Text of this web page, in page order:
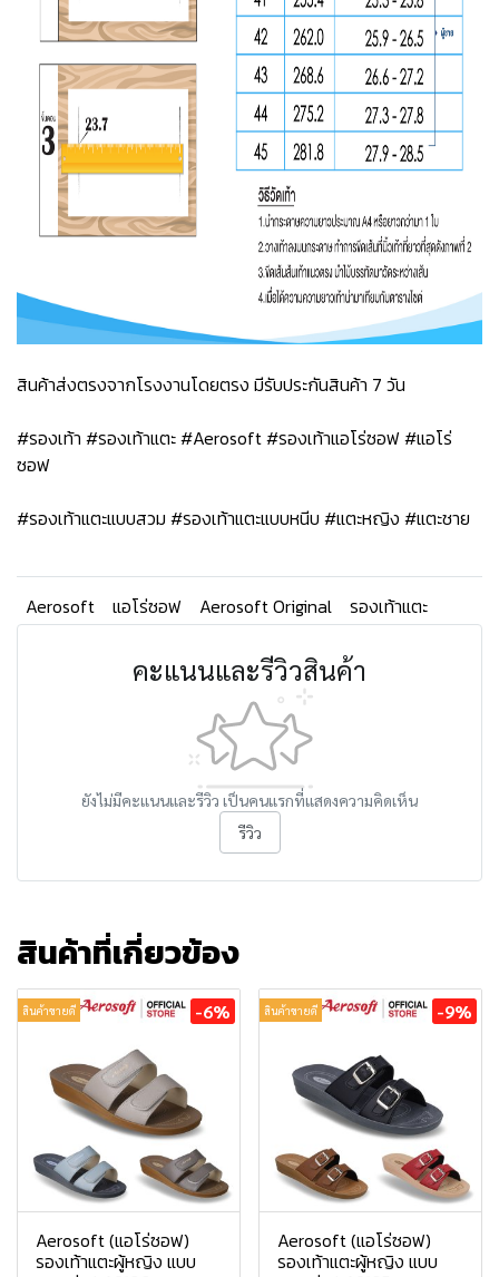
สินค้าส่งตรงจากโรงงานโดยตรง มีรับประกันสินค้า 7 วัน
#รองเท้า #รองเท้าแตะ #Aerosoft #รองเท้าแอโร่ซอฟ #แอโร่
ซอฟ
#รองเท้าแตะแบบสวม #รองเท้าแตะแบบหนีบ #แตะหญิง #แตะชาย
Aerosoft แอโร่ซอฟ Aerosoft Original รองเท้าแตะ
คะแนนและรีวิวสินค้า
ยังไม่มีคะแนนและรีวิว เป็นคนแรกที่แสดงความคิดเห็น
รีวิว
สินค้าที่เกี่ยวข้อง
สินค้าขายดี -6%
Aerosoft (แอโร่ซอฟ)
รองเท้าแตะผู้หญิง แบบ
สินค้าขายดี -9%
Aerosoft (แอโร่ซอฟ)
รองเท้าแตะผู้หญิง แบบ